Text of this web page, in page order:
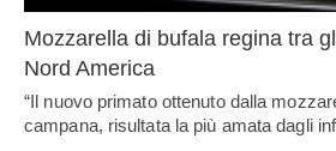
Mozzarella di bufala regina tra
Nord America
“Il nuovo primato ottenuto dalla
campana, risultata la più amata dagli